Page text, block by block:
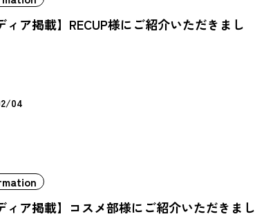
ィア掲載】RECUP様にご紹介いただきまし
04
ィア掲載】コスメ部様にご紹介いただきまし